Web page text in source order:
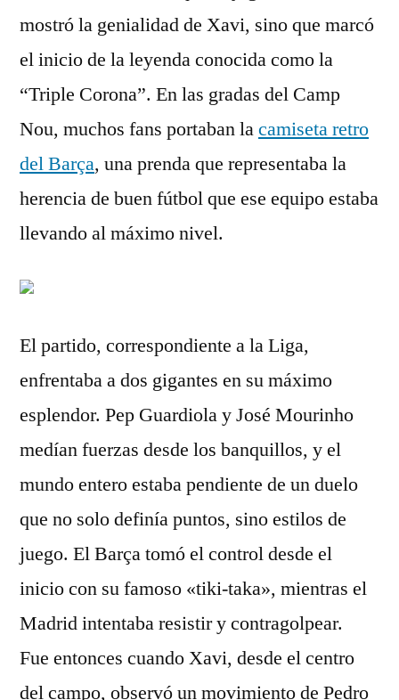
mostró la genialidad de Xavi, sino que marcó
el inicio de la leyenda conocida como la
“Triple Corona”. En las gradas del Camp
Nou, muchos fans portaban lacamiseta retro
del Barça, una prenda que representaba la
herencia de buen fútbol que ese equipo estaba
llevando al máximo nivel.
El partido, correspondiente a la Liga,
enfrentaba a dos gigantes en su máximo
esplendor. Pep Guardiola y José Mourinho
medían fuerzas desde los banquillos, y el
mundo entero estaba pendiente de un duelo
que no solo definía puntos, sino estilos de
juego. El Barça tomó el control desde el
inicio con su famoso «tiki-taka», mientras el
Madrid intentaba resistir y contragolpear.
Fue entonces cuando Xavi, desde el centro
del campo, observó un movimiento de Pedro